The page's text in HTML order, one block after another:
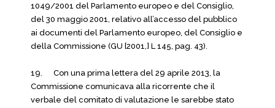
1049/2001 del Parlamento europeo e del Consiglio,
del 30 maggio 2001, relativo all’accesso del pubblico
ai documenti del Parlamento europeo, del Consiglio e
della Commissione (GU [2001,] L 145, pag. 43).
19. Con una prima lettera del 29 aprile 2013, la
Commissione comunicava alla ricorrente che il
verbale del comitato di valutazione le sarebbe stato